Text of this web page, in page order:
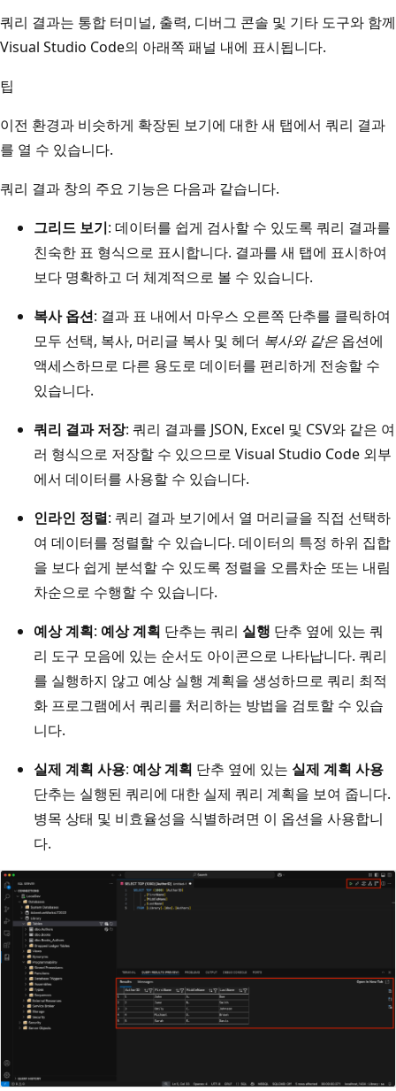
쿼리 결과는 통합 터미널, 출력, 디버그 콘솔 및 기타 도구와 함께
Visual Studio Code의 아래쪽 패널 내에 표시됩니다.
팁
이전 환경과 비슷하게 확장된 보기에 대한 새 탭에서 쿼리 결과
를 열 수 있습니다.
쿼리 결과 창의 주요 기능은 다음과 같습니다.
그리드 보기: 데이터를 쉽게 검사할 수 있도록 쿼리 결과를
친숙한 표 형식으로 표시합니다. 결과를 새 탭에 표시하여
보다 명확하고 더 체계적으로 볼 수 있습니다.
복사 옵션: 결과 표 내에서 마우스 오른쪽 단추를 클릭하여
모두 선택, 복사, 머리글 복사 및 헤더 복사와 같은 옵션에
액세스하므로 다른 용도로 데이터를 편리하게 전송할 수
있습니다.
쿼리 결과 저장: 쿼리 결과를 JSON, Excel 및 CSV와 같은 여
러 형식으로 저장할 수 있으므로 Visual Studio Code 외부
에서 데이터를 사용할 수 있습니다.
인라인 정렬: 쿼리 결과 보기에서 열 머리글을 직접 선택하
여 데이터를 정렬할 수 있습니다. 데이터의 특정 하위 집합
을 보다 쉽게 분석할 수 있도록 정렬을 오름차순 또는 내림
차순으로 수행할 수 있습니다.
예상 계획: 예상 계획 단추는 쿼리 실행 단추 옆에 있는 쿼
리 도구 모음에 있는 순서도 아이콘으로 나타납니다. 쿼리
를 실행하지 않고 예상 실행 계획을 생성하므로 쿼리 최적
화 프로그램에서 쿼리를 처리하는 방법을 검토할 수 있습
니다.
실제 계획 사용: 예상 계획 단추 옆에 있는 실제 계획 사용
단추는 실행된 쿼리에 대한 실제 쿼리 계획을 보여 줍니다.
병목 상태 및 비효율성을 식별하려면 이 옵션을 사용합니
다.